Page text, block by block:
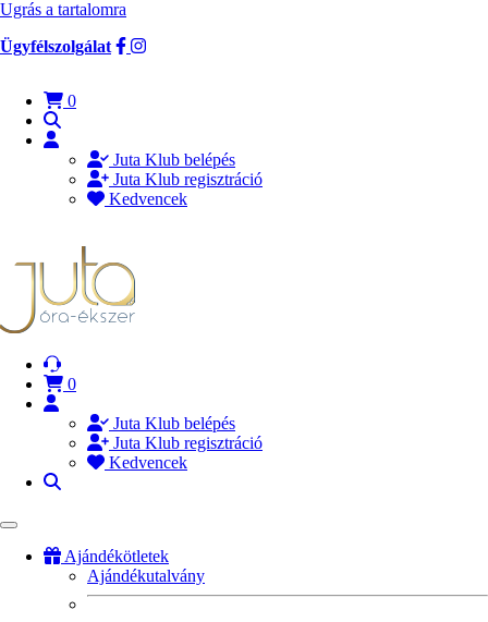
Ugrás a tartalomra
Ügyfélszolgálat
0
Juta Klub belépés
Juta Klub regisztráció
Kedvencek
0
Juta Klub belépés
Juta Klub regisztráció
Kedvencek
Ajándékötletek
Ajándékutalvány